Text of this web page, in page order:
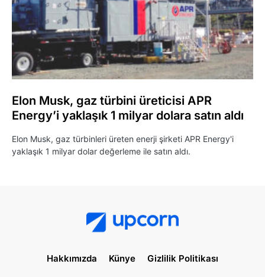
Elon Musk, gaz türbini üreticisi APR
Energy’i yaklaşık 1 milyar dolara satın aldı
Elon Musk, gaz türbinleri üreten enerji şirketi APR Energy'i
yaklaşık 1 milyar dolar değerleme ile satın aldı.
Hakkımızda Künye Gizlilik Politikası